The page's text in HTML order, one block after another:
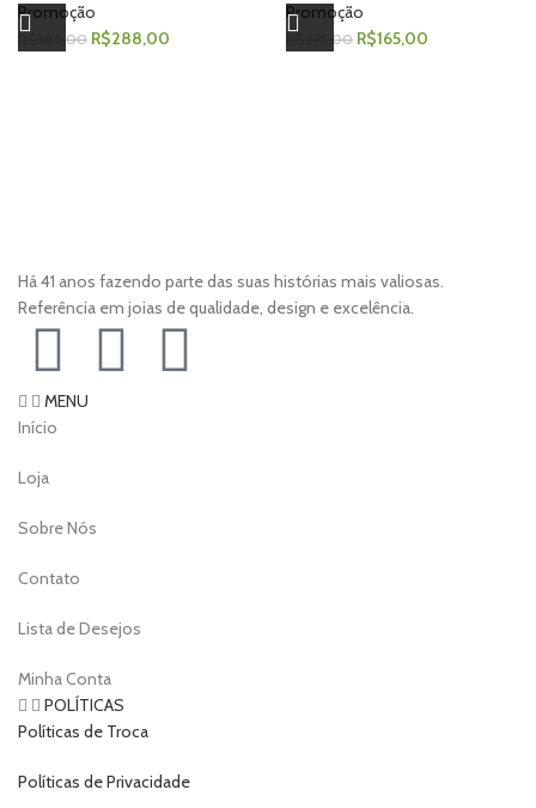
Promoção
385,00 R$288,00
Promoção
275,00 R$165,00
Há 41 anos fazendo parte das suas histórias mais valiosas.
Referência em joias de qualidade, design e excelência.
MENU
Início
Loja
Sobre Nós
Contato
Lista de Desejos
Minha Conta
POLÍTICAS
Políticas de Troca
Políticas de Privacidade